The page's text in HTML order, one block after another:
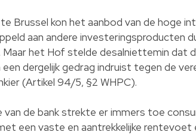
Brussel kon het aanbod van de hoge
aan andere investeringsproducten
Maar het Hof stelde desalniettemin dat
een dergelijk gedrag indruist tegen de
(Artikel 94/5, §2 WHPC).
de bank strekte er immers toe
een vaste en aantrekkelijke